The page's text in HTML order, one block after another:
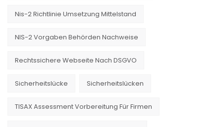
Nis-2 Richtlinie Umsetzung Mittelstand
NIS-2 Vorgaben Behörden Nachweise
Rechtssichere Webseite Nach DSGVO
Sicherheitslücke Sicherheitslücken
TISAX Assessment Vorbereitung Für Firmen